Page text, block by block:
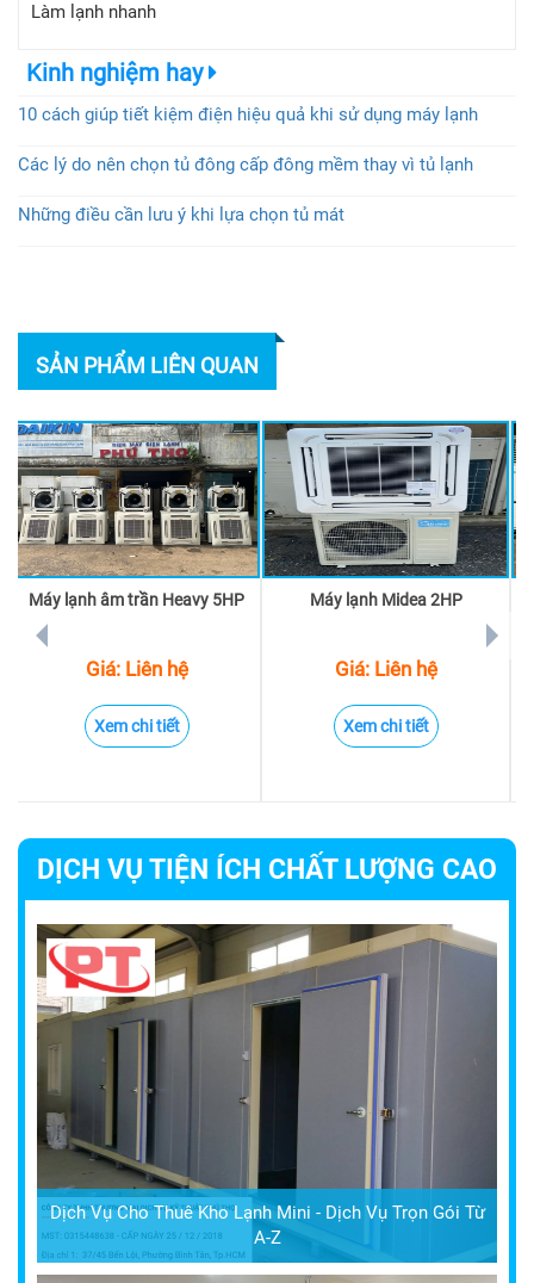
Làm lạnh nhanh
Kinh nghiệm hay
10 cách giúp tiết kiệm điện hiệu quả khi sử dụng máy lạnh
Các lý do nên chọn tủ đông cấp đông mềm thay vì tủ lạnh
Những điều cần lưu ý khi lựa chọn tủ mát
SẢN PHẨM LIÊN QUAN
Máy lạnh âm trần Heavy 5HP
Giá: Liên hệ
Xem chi tiết
Máy lạnh Midea 2HP
Giá: Liên hệ
Xem chi tiết
prev next
DỊCH VỤ TIỆN ÍCH CHẤT LƯỢNG CAO
Dịch Vụ Cho Thuê Kho Lạnh Mini - Dịch Vụ Trọn Gói Từ
A-Z